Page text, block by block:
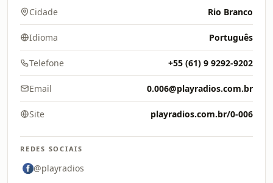
Cidade Rio Branco
Idioma Português
Telefone +55 (61) 9 9292-9202
Email 0.006@playradios.com.br
Site playradios.com.br/0-006
REDES SOCIAIS
@playradios